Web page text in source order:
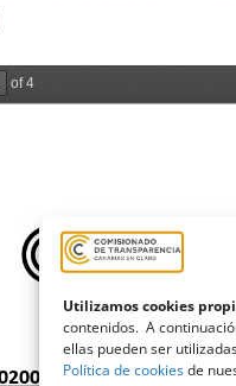
Utilizamos cookies
contenidos. A
ellas pueden ser
Política de cookiesde